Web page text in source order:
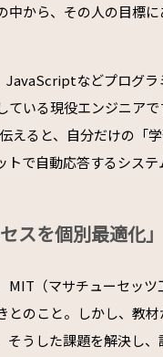
中から、その人の目標
JavaScriptなどプログ
ている現役エンジニア
えると、自分だけの「
で自動応答するシステ
スを個別最適化」
MIT（マサチューセッ
とのこと。しかし、教
そうした課題を解決し